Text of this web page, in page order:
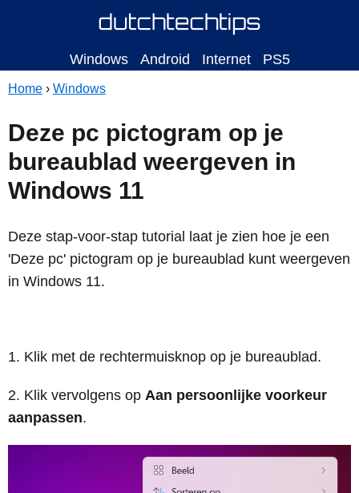
Windows Android Internet PS5
Home › Windows
Deze pc pictogram op je
bureaublad weergeven in
Windows 11
Deze stap-voor-stap tutorial laat je zien hoe je een
'Deze pc' pictogram op je bureaublad kunt weergeven
in Windows 11.
Klik met de rechtermuisknop op je bureaublad.
Klik vervolgens op Aan persoonlijke voorkeur
aanpassen.